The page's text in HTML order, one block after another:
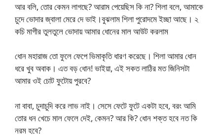
আর বলি, তোর কেমন লাগছে? আরাম পেয়েছিস কি না? শিলা বলে, আমাকে
চুদে ভোদার জ্বালা মেরে দে ভাই।বুঝলাম শিলা পুরোদমে ইচ্ছা আছে। ২
কচি মাগীর তুলতুলে ভোদায় আমার ধোনের মাল আউট করলাম
ধোন মহারাজ তো ফুলে ফেপে ভিমাকৃতি ধারণ করেছে। শিলা আমার ধোন
ধরে খুব অবাক। এত বড় ধোন! ভাইয়া, এই সকত লাঠির মত জিনিসটা
আমার ওই চোট ফুটোয় পুরবে?
না বাবা, চুদাচুদি করে লাভ নাই। সেসে ফেটে ফুটে একটা হবে, বরং আমি
তোর ধন খেচে মাল ফেলে দেই, কেমন? আর কি? ধোন শক্ত হবে নত কি
নরম হবে?